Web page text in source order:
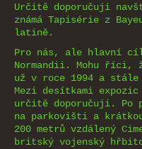
Určitě doporučuji
známá Tapisérie z
latině.
Pro nás, ale hlavní cíl
Normandii. Mohu říci,
už v roce 1994 a stále
Mezi desítkami expozic
určitě doporučuji. Po
na parkovišti a
200 metrů vzdálený
britský vojenský